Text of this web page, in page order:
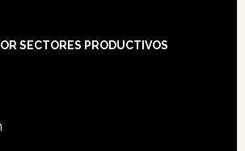
SECTORES PRODUCTIVOS